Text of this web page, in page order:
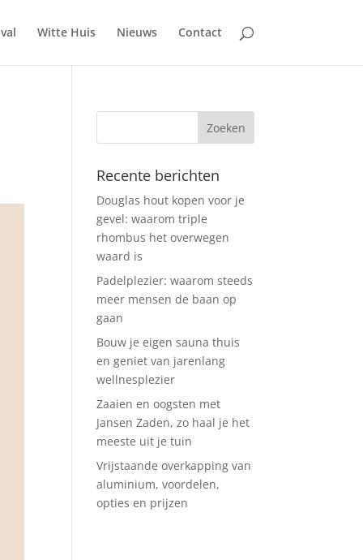
Witte Huis Nieuws Contact
Recente berichten
Douglas hout kopen voor je
gevel: waarom triple
rhombus het overwegen
waard is
Padelplezier: waarom steeds
meer mensen de baan op
gaan
Bouw je eigen sauna thuis
en geniet van jarenlang
wellnesplezier
Zaaien en oogsten met
Jansen Zaden, zo haal je het
meeste uit je tuin
Vrijstaande overkapping van
aluminium, voordelen,
opties en prijzen